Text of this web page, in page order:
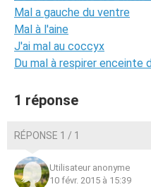
Mal a gauche du ventre
Mal à l'aine
J'ai mal au coccyx
Du mal à respirer enceinte
1 réponse
RÉPONSE 1 / 1
Utilisateur anonyme
10 févr. 2015 à 15:39